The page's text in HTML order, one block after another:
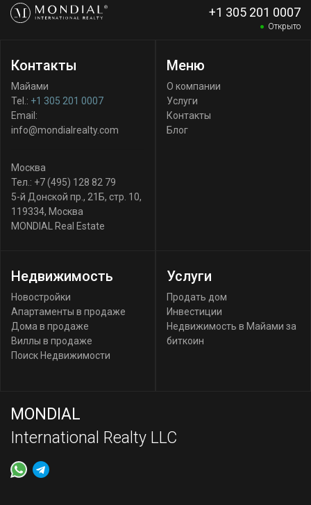
+1 305 201 0007
Открыто
Контакты
Майами
Tel.: +1 305 201 0007
Email:
info@mondialrealty.com
Москва
Тел.: +7 (495) 128 82 79
5-й Донской пр., 21Б, стр. 10,
119334, Москва
MONDIAL Real Estate
Меню
О компании
Услуги
Контакты
Блог
Недвижимость
Новостройки
Апартаменты в продаже
Дома в продаже
Виллы в продаже
Поиск Недвижимости
Услуги
Продать дом
Инвестиции
Недвижимость в Майами за
биткоин
MONDIAL
International Realty LLC